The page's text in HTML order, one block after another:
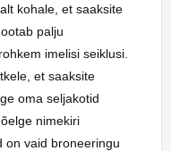
kohale, et saaksite
palju
imelisi seiklusi.
et saaksite
oma seljakotid
nimekiri
on vaid broneeringu